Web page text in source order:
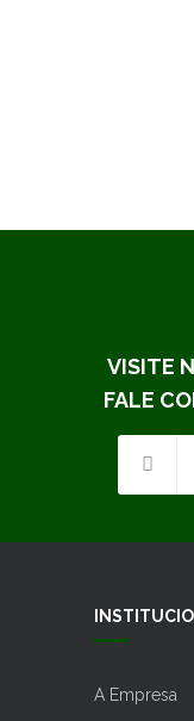
VISITE
FALE
A Empresa